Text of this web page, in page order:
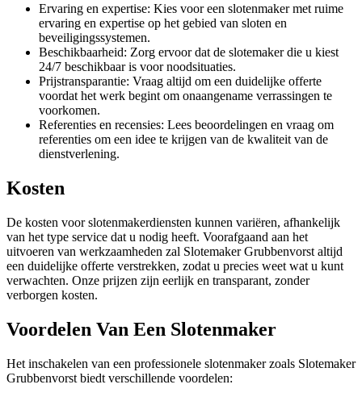
Ervaring en expertise: Kies voor een slotenmaker met ruime
ervaring en expertise op het gebied van sloten en
beveiligingssystemen.
Beschikbaarheid: Zorg ervoor dat de slotemaker die u kiest
24/7 beschikbaar is voor noodsituaties.
Prijstransparantie: Vraag altijd om een duidelijke offerte
voordat het werk begint om onaangename verrassingen te
voorkomen.
Referenties en recensies: Lees beoordelingen en vraag om
referenties om een idee te krijgen van de kwaliteit van de
dienstverlening.
Kosten
De kosten voor slotenmakerdiensten kunnen variëren, afhankelijk
van het type service dat u nodig heeft. Voorafgaand aan het
uitvoeren van werkzaamheden zal Slotemaker Grubbenvorst altijd
een duidelijke offerte verstrekken, zodat u precies weet wat u kunt
verwachten. Onze prijzen zijn eerlijk en transparant, zonder
verborgen kosten.
Voordelen Van Een Slotenmaker
Het inschakelen van een professionele slotenmaker zoals Slotemaker
Grubbenvorst biedt verschillende voordelen: